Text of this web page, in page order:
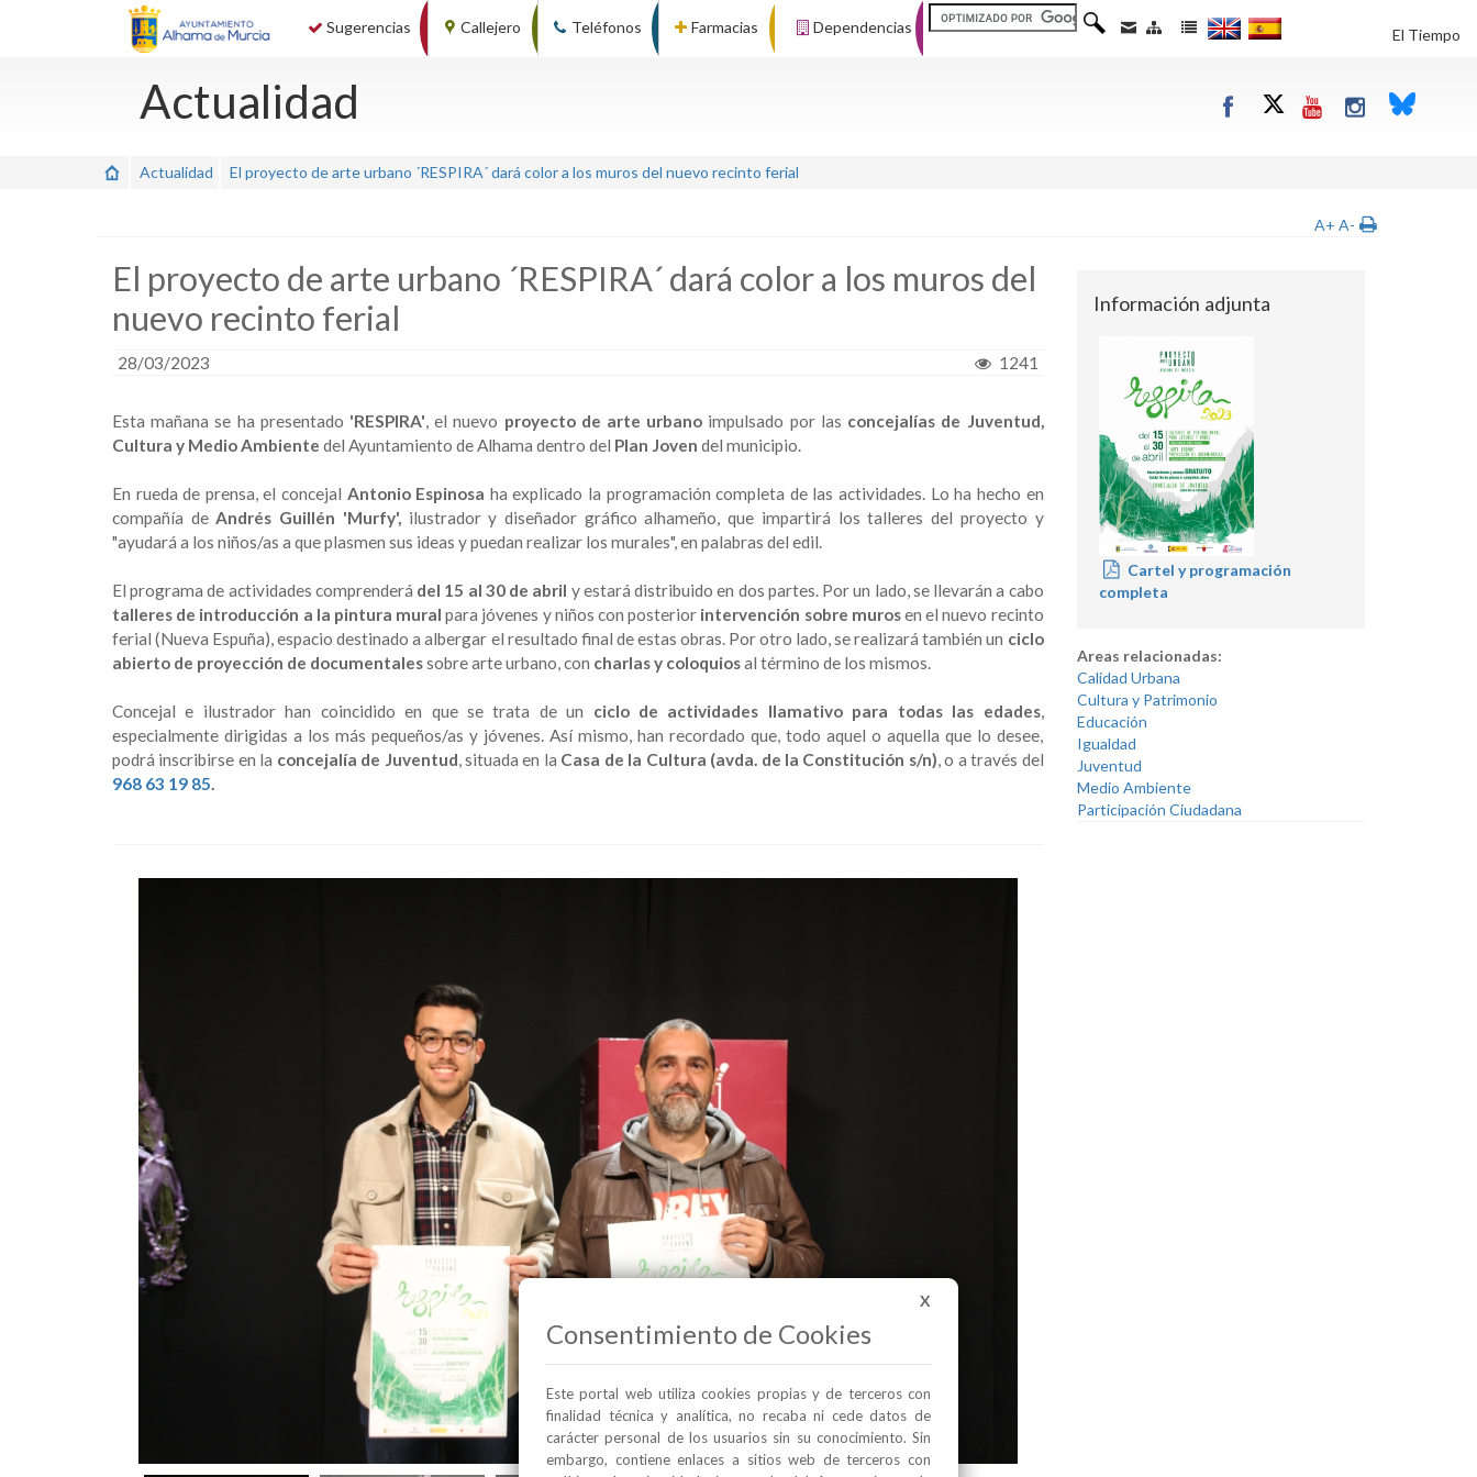
Sugerencias Callejero Teléfonos Farmacias Dependencias El Tiempo
Actualidad
Actualidad El proyecto de arte urbano ´RESPIRA´ dará color a los muros del nuevo recinto ferial
A+ A-
El proyecto de arte urbano ´RESPIRA´ dará color a los muros del
nuevo recinto ferial
28/03/2023 1241
Esta mañana se ha presentado 'RESPIRA', el nuevo proyecto de arte urbano impulsado por las concejalías de Juventud,
Cultura y Medio Ambiente del Ayuntamiento de Alhama dentro del Plan Joven del municipio.
En rueda de prensa, el concejal Antonio Espinosa ha explicado la programación completa de las actividades. Lo ha hecho en
compañía deAndrés Guillén 'Murfy', ilustrador y diseñador gráfico alhameño, que impartirá los talleres del proyecto y
"ayudará a los niños/as a que plasmen sus ideas y puedan realizar los murales", en palabras del edil.
El programa de actividades comprenderá del 15 al 30 de abril y estará distribuido en dos partes. Por un lado, se llevarán a cabo
talleres de introducción a la pintura mural para jóvenes y niños con posterior intervención sobre murosen el nuevo recinto
ferial (Nueva Espuña), espacio destinado a albergar el resultado final de estas obras. Por otro lado, se realizará también un ciclo
abierto de proyección de documentalessobre arte urbano, con charlas y coloquiosal término de los mismos.
Concejal e ilustrador han coincidido en que se trata de un ciclo de actividades llamativo para todas las edades,
especialmente dirigidas a los más pequeños/as y jóvenes. Así mismo, han recordado que, todo aquel o aquella que lo desee,
podrá inscribirse en la concejalía de Juventud, situada en la Casa de la Cultura (avda. de la Constitución s/n), o a través del
968 63 19 85.
Información adjunta
Cartel y programación
completa
Areas relacionadas:
Calidad Urbana
Cultura y Patrimonio
Educación
Igualdad
Juventud
Medio Ambiente
Participación Ciudadana
X
Consentimiento de Cookies
Este portal web utiliza cookies propias y de terceros con
finalidad técnica y analítica, no recaba ni cede datos de
carácter personal de los usuarios sin su conocimiento. Sin
embargo, contiene enlaces a sitios web de terceros con